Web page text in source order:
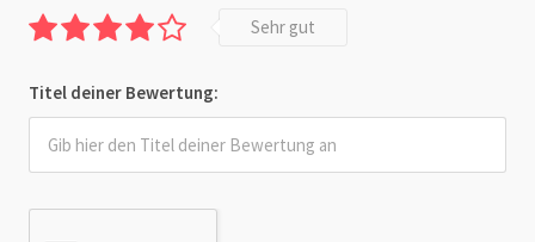
Sehr gut
Titel deiner Bewertung: